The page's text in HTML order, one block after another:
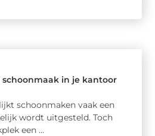
in je kantoor
schoonmaken vaak een
wordt uitgesteld. Toch
een ...